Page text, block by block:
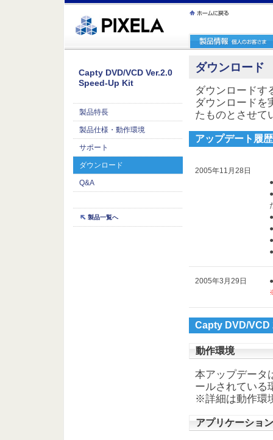
繝ｳ繧ｯ縺ｧ縺吶�
Capty DVD/VCD Ver.2.0
Speed-Up Kit
製品特長
製品仕様・動作環境
サポート
ダウンロード
Q&A
製品一覧へ
ダウンロード
ダウンロードす
ダウンロードを
たものとさせて
アップデート履
2005年11月28日
2005年3月29日
Capty DVD/VCD
動作環境
本アップデータ
ールされている
※詳細は動作環
アプリケーショ